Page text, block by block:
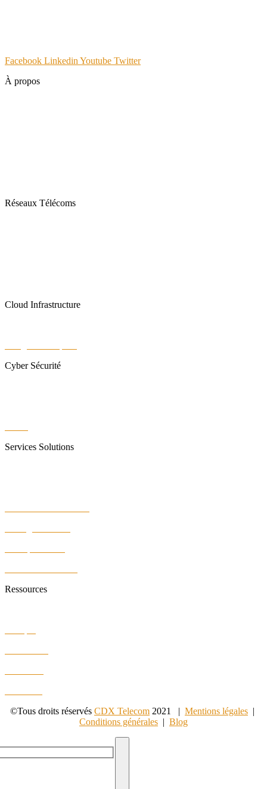
Facebook Linkedin Youtube Twitter
À propos
Réseaux Télécoms
Cloud Infrastructure
Cyber Sécurité
Services Solutions
Ressources
©Tous droits réservés CDX Telecom 2021 | Mentions légales |
Conditions générales | Blog